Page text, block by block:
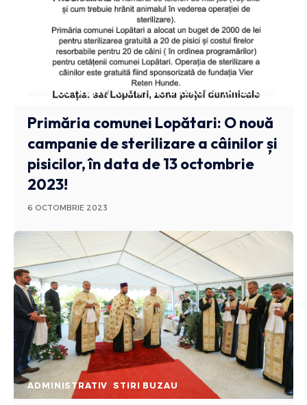
ADMINISTRATIV ANUNTURI BUZAU STIRI BUZAU
Primăria comunei Lopătari: O nouă
campanie de sterilizare a câinilor și
pisicilor, în data de 13 octombrie
2023!
6 OCTOMBRIE 2023
ADMINISTRATIV STIRI BUZAU